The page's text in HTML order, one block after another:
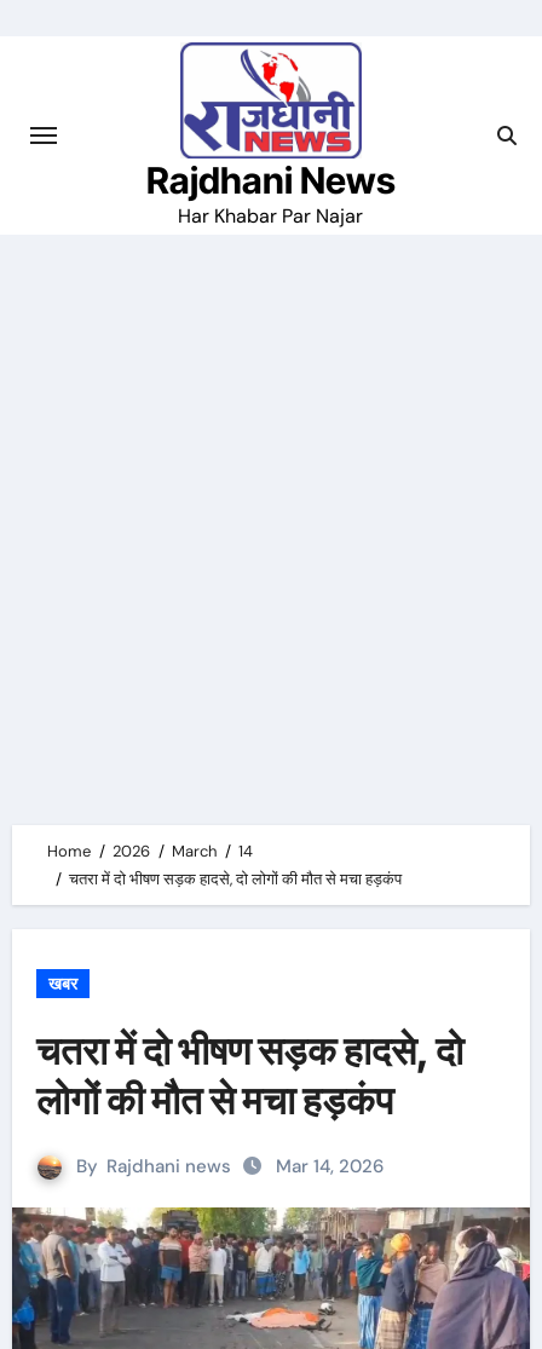
Rajdhani News
Har Khabar Par Najar
Home 2026 March
14
चतरा में दो भीषण सड़क हादसे, दो लोगों की मौत से मचा हड़कंप
खबर
चतरा में दो भीषण सड़क हादसे, दो
लोगों की मौत से मचा हड़कंप
By Rajdhani news Mar 14, 2026